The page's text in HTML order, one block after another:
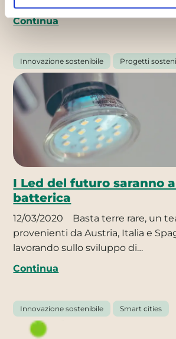
Continua
Innovazione sostenibile Progetti
I Led del futuro saranno
batterica
12/03/2020
Basta terre rare, un
provenienti da Austria, Italia e
lavorando sullo sviluppo di…
Continua
Innovazione sostenibile Smart cities